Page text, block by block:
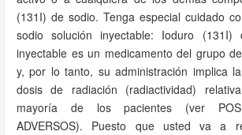
(131I) de sodio. Tenga especial cuidado
sodio solución inyectable: Ioduro (131I)
inyectable es un medicamento del grupo
y, por lo tanto, su administración implica
dosis de radiación (radiactividad)
mayoría de los pacientes (ver
ADVERSOS). Puesto que usted va a